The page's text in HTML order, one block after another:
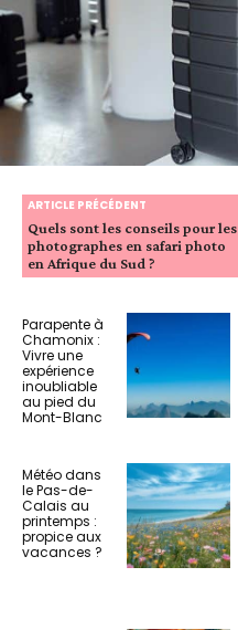
ARTICLE PRÉCÉDENT
Quels sont les conseils pour les
photographes en safari photo
en Afrique du Sud ?
Parapente à
Chamonix :
Vivre une
expérience
inoubliable
au pied du
Mont-Blanc
Météo dans
le Pas-de-
Calais au
printemps :
propice aux
vacances ?